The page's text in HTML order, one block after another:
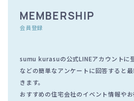
MEMBERSHIP
会員登録
sumu kurasuの公式LINEアカウントに
などの簡単なアンケートに回答すると
きます。
おすすめの住宅会社のイベント情報や